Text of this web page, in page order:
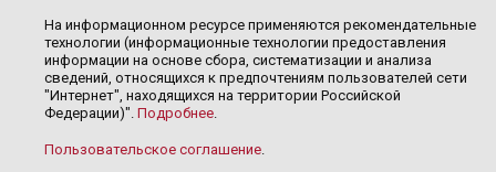
На информационном ресурсе применяются рекомендательные
технологии (информационные технологии предоставления
информации на основе сбора, систематизации и анализа
сведений, относящихся к предпочтениям пользователей сети
"Интернет", находящихся на территории Российской
Федерации)". Подробнее.
Пользовательское соглашение.